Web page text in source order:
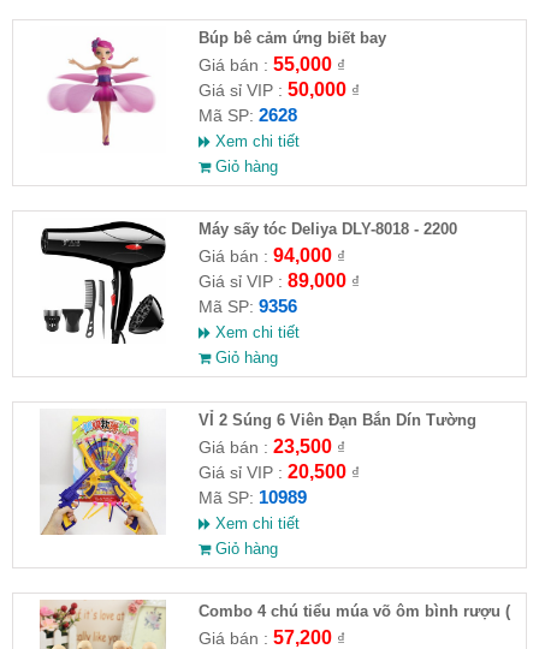
​Búp bê cảm ứng biết bay
Giá bán : 55,000₫
Giá sỉ VIP : 50,000₫
Mã SP: 2628
Xem chi tiết
Giỏ hàng
Máy sấy tóc Deliya DLY-8018 - 2200
Giá bán : 94,000₫
Giá sỉ VIP : 89,000₫
Mã SP: 9356
Xem chi tiết
Giỏ hàng
VỈ 2 Súng 6 Viên Đạn Bắn Dín Tường
Giá bán : 23,500₫
Giá sỉ VIP : 20,500₫
Mã SP: 10989
Xem chi tiết
Giỏ hàng
Combo 4 chú tiểu múa võ ôm bình rượu (
HĐ )
Giá bán : 57,200₫